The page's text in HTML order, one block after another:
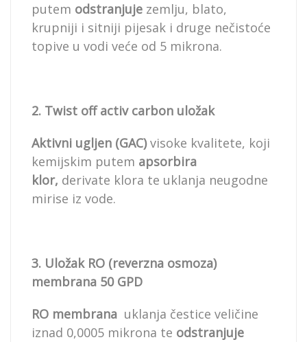
putem odstranjuje zemlju, blato,
krupniji i sitniji pijesak i druge nečistoće
topive u vodi veće od 5 mikrona.
2. Twist off activ carbon uložak
Aktivni ugljen (GAC)visoke kvalitete, koji
kemijskim putem apsorbira
klor, derivate klora te uklanja neugodne
mirise iz vode.
3. Uložak RO (reverzna osmoza)
membrana 50 GPD
RO membrana uklanja čestice veličine
iznad 0,0005 mikrona te odstranjuje